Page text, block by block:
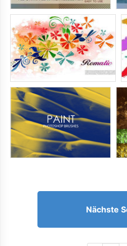
Nächste